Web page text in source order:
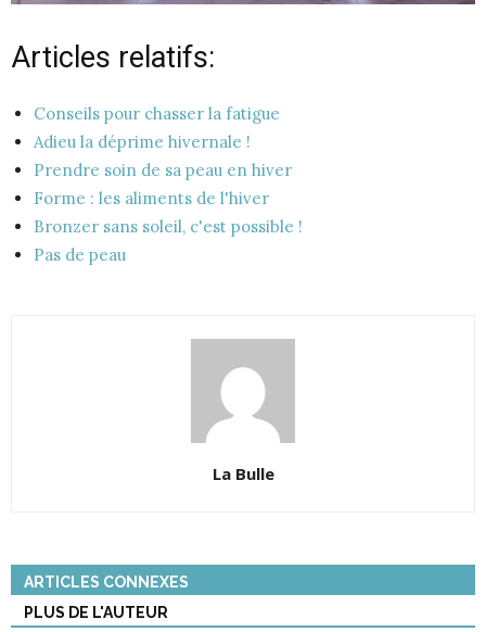
Articles relatifs:
Conseils pour chasser la fatigue
Adieu la déprime hivernale !
Prendre soin de sa peau en hiver
Forme : les aliments de l'hiver
Bronzer sans soleil, c'est possible !
Pas de peau
La Bulle
ARTICLES CONNEXES
PLUS DE L'AUTEUR